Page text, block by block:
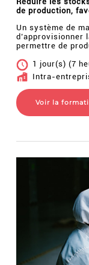
de production,
Un système de
d’approvisionner
permettre de
1 jour(s) (7
Intra-
Voir la